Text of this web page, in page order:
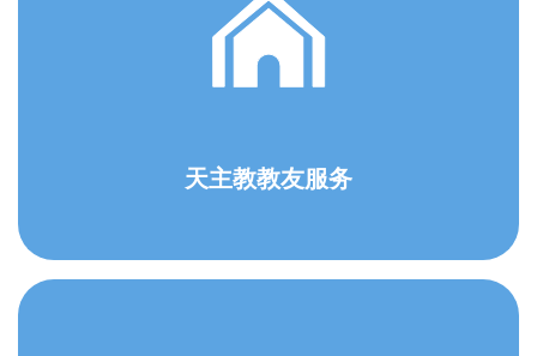
天主教教友服务